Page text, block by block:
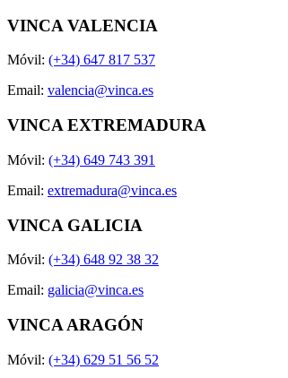
VINCA VALENCIA
Móvil: (+34) 647 817 537
Email: valencia@vinca.es
VINCA EXTREMADURA
Móvil: (+34) 649 743 391
Email: extremadura@vinca.es
VINCA GALICIA
Móvil: (+34) 648 92 38 32
Email: galicia@vinca.es
VINCA ARAGÓN
Móvil: (+34) 629 51 56 52